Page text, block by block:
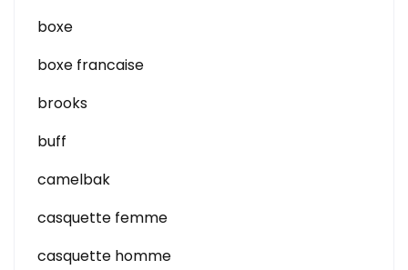
boxe
boxe francaise
brooks
buff
camelbak
casquette femme
casquette homme